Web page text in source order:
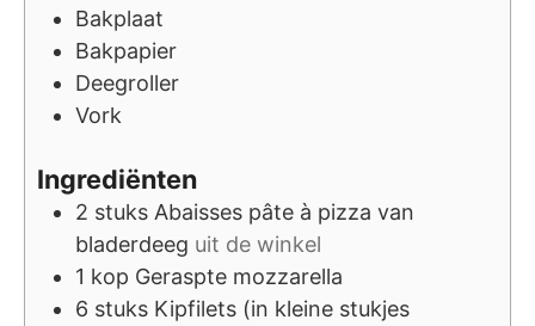
Bakplaat
Bakpapier
Deegroller
Vork
Ingrediënten
2 stuks Abaisses pâte à pizza van
bladerdeeg uit de winkel
1 kop Geraspte mozzarella
6 stuks Kipfilets (in kleine stukjes